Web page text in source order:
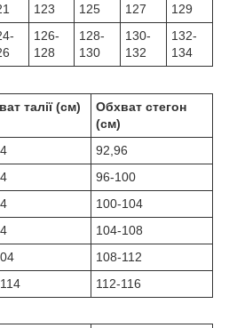
123
125
127
129
126-
128
128-
130
130-
132
132-
134
талії (см)
Обхват стегон
(см)
92,96
96-100
100-104
104-108
108-112
112-116